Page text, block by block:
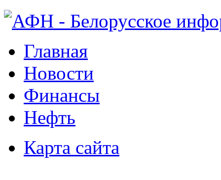
Главная
Новости
Финансы
Нефть
Карта сайта